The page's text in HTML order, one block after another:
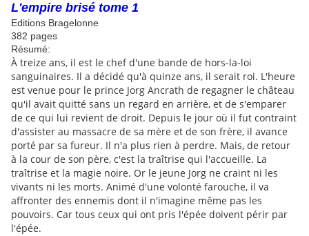
L'empire brisé tome 1
Editions Bragelonne
382 pages
Résumé:
À treize ans, il est le chef d'une bande de hors-la-loi
sanguinaires. Il a décidé qu'à quinze ans, il serait roi. L'heure
est venue pour le prince Jorg Ancrath de regagner le château
qu'il avait quitté sans un regard en arrière, et de s'emparer
de ce qui lui revient de droit. Depuis le jour où il fut contraint
d'assister au massacre de sa mère et de son frère, il avance
porté par sa fureur. Il n'a plus rien à perdre. Mais, de retour
à la cour de son père, c'est la traîtrise qui l'accueille. La
traîtrise et la magie noire. Or le jeune Jorg ne craint ni les
vivants ni les morts. Animé d'une volonté farouche, il va
affronter des ennemis dont il n'imagine même pas les
pouvoirs. Car tous ceux qui ont pris l'épée doivent périr par
l'épée.